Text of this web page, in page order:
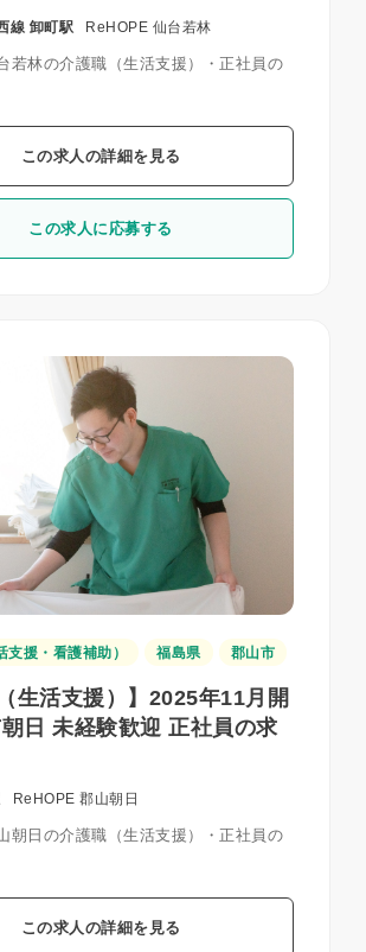
線 卸町駅 ReHOPE 仙台若林
若林の介護職（生活支援）・正社員の
この求人の詳細を見る
この求人に応募する
支援・看護補助） 福島県 郡山市
生活支援）】2025年11月開
日 未経験歓迎 正社員の求
ReHOPE 郡山朝日
朝日の介護職（生活支援）・正社員の
この求人の詳細を見る